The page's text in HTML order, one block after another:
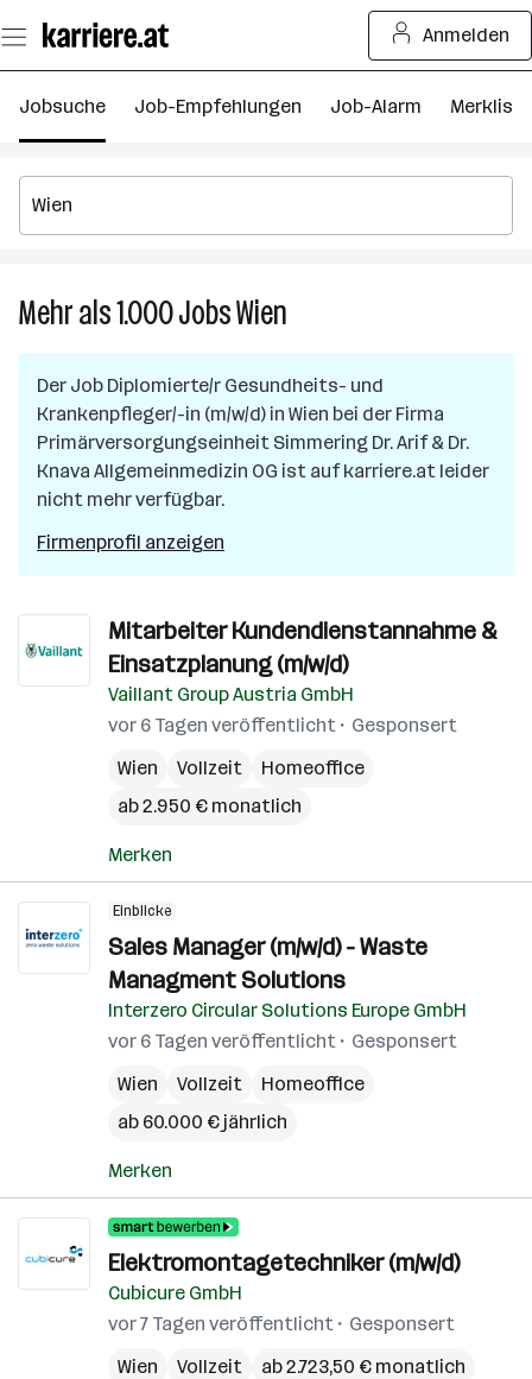
Seiteninhalt
springen
Anmelden
Jobsuche Job-Empfehlungen Job-Alarm Merkliste
Mehr als 1.000JobsWien
Jobs
in
Wien
Der Job Diplomierte/r Gesundheits- und
Krankenpfleger/-in (m/w/d) in Wien bei der Firma
Primärversorgungseinheit Simmering Dr. Arif & Dr.
Knava Allgemeinmedizin OG ist auf karriere.at leider
nicht mehr verfügbar.
Firmenprofil anzeigen
Mitarbeiter Kundendienstannahme &
Einsatzplanung (m/w/d)
Vaillant Group Austria GmbH
vor 6 Tagen veröffentlicht
Gesponsert
Wien
Vollzeit
Homeoffice
ab 2.950 € monatlich
Merken
Einblicke
Sales Manager (m/w/d) - Waste
Managment Solutions
Interzero Circular Solutions Europe GmbH
vor 6 Tagen veröffentlicht
Gesponsert
Wien
Vollzeit
Homeoffice
ab 60.000 € jährlich
Merken
Elektromontagetechniker (m/w/d)
Cubicure GmbH
vor 7 Tagen veröffentlicht
Gesponsert
Wien
Vollzeit ab 2.723,50 € monatlich